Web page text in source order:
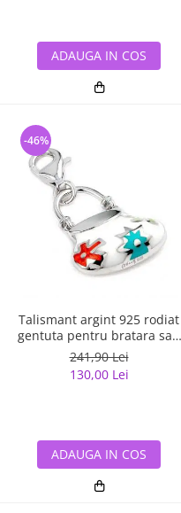
ADAUGA IN COS
Talismant argint 925 rodiat
gentuta pentru bratara sau
lant
241,90 Lei
130,00 Lei
-46%
ADAUGA IN COS